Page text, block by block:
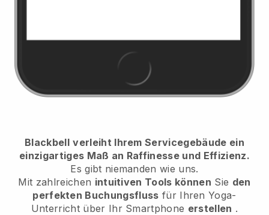
Blackbell verleiht Ihrem Servicegebäude ein
einzigartiges Maß an Raffinesse und Effizienz.
Es gibt niemanden wie uns.
Mit zahlreichen intuitiven Tools können Sie den
perfekten Buchungsfluss für Ihren Yoga-
Unterrichtüber Ihr Smartphone erstellen .